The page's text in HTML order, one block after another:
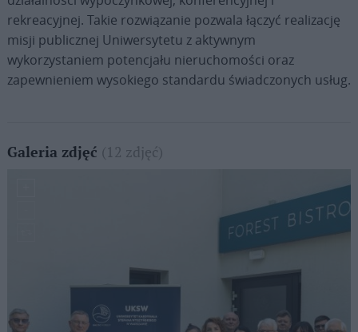
rekreacyjnej. Takie rozwiązanie pozwala łączyć realizację
misji publicznej Uniwersytetu z aktywnym
wykorzystaniem potencjału nieruchomości oraz
zapewnieniem wysokiego standardu świadczonych usług.
Galeria zdjęć (12 zdjęć)